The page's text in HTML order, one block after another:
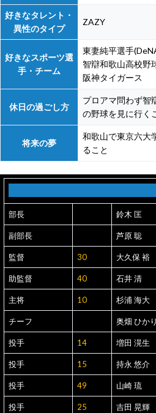
好きなタレント・
異性のタイプ
ZAZY
好きなスポーツ選
手・チーム
東妻純平選手
智辯和歌山高校野
阪神タイガース
休日の過ごし方
プロアマ問わず智
の野球を見に行く
将来の夢
和歌山で東京六大
ること
部長 鈴木 匡
副部長 芦原 聡
監督 30 大久保 裕
助監督 40 石井 清
主将 10 杉浦 海大
チーフ 奥畑 ひかり
投手 14 増田 滉生
投手 15 持永 悠介
投手 49 山崎 琉
投手 25 吉田 晃輝